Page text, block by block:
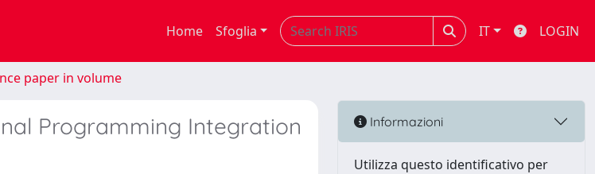
Home Sfoglia IT LOGIN
paper in volume
Programming Integration Informazioni
Utilizza questo identificativo per